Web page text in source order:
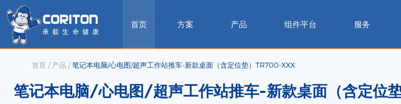
首页 方案 产品 组件平台 服务
首页/ 产品 /笔记本电脑/心电图/超声工作站推车-新款桌面（含定位垫）TR700-XXX
笔记本电脑/心电图/超声工作站推车-新款桌面（含定位